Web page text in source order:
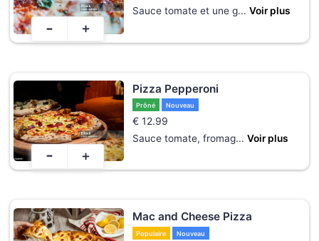
Sauce tomate et une g... Voir plus
- +
Pizza Pepperoni
Prôné Nouveau
€ 12.99
Sauce tomate, fromag... Voir plus
- +
Mac and Cheese Pizza
Populaire Nouveau